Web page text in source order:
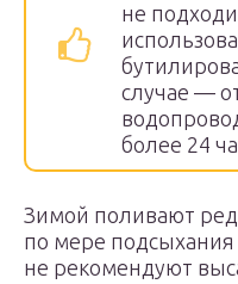
не
случае —
более 24
Зимой поливают
по мере
не рекомендуют